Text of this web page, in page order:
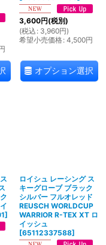
3,600円(税別)
(税込 : 3,960円)
希望小売価格: 4,500円
オプション選択
]
ロイシュ レーシング ス
キーグローブ ブラック
シルバー フルオレッド
REUSCH WORLDCUP
WARRIOR R-TEX XT ロ
イッシュ
[65112337588]